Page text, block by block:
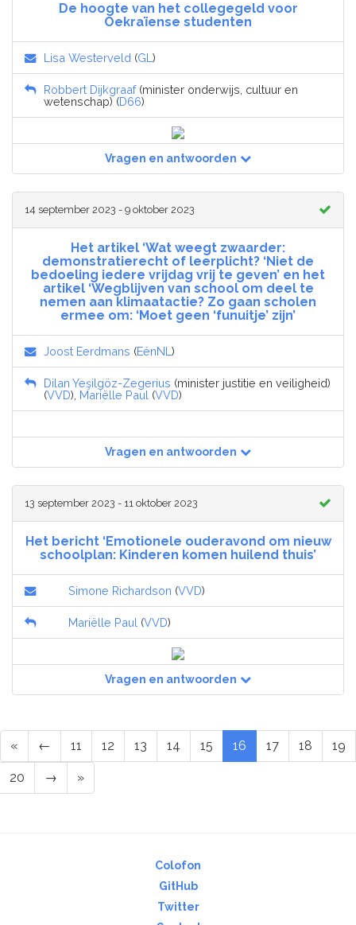
De hoogte van het collegegeld voor
Oekraïense studenten
Lisa Westerveld (GL )
Robbert Dijkgraaf(minister onderwijs, cultuur en
wetenschap) (D66)
Vragen en antwoorden
14 september 2023 - 9 oktober 2023
Het artikel ‘Wat weegt zwaarder:
demonstratierecht of leerplicht? ‘Niet de
bedoeling iedere vrijdag vrij te geven’ en het
artikel ‘Wegblijven van school om deel te
nemen aan klimaatactie? Zo gaan scholen
ermee om: ‘Moet geen ‘funuitje’ zijn’
Joost Eerdmans (EénNL )
Dilan Yeşilgöz-Zegerius (minister justitie en veiligheid)
(VVD), Mariëlle Paul (VVD)
Vragen en antwoorden
13 september 2023 - 11 oktober 2023
Het bericht ‘Emotionele ouderavond om nieuw
schoolplan: Kinderen komen huilend thuis’
Simone Richardson (VVD)
Mariëlle Paul (VVD)
Vragen en antwoorden
« ← 11 12 13 14 15 16 17 18 19
20 → »
Colofon
GitHub
Twitter